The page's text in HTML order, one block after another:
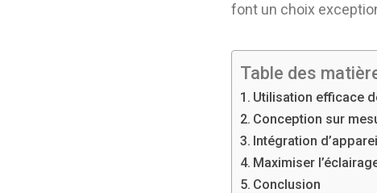
font un choix
Table des
Utilisation efficace
Conception sur
Intégration
Maximiser
Conclusion